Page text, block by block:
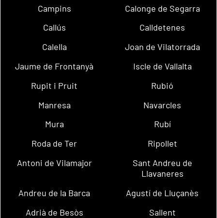
Campins
Calonge de Segarra
Callús
Calldetenes
Calella
Joan de Vilatorrada
Jaume de Frontanyà
Iscle de Vallalta
Rupit i Pruit
Rubió
Manresa
Navarcles
Mura
Rubí
Roda de Ter
Ripollet
Antoni de Vilamajor
Sant Andreu de
Llavaneres
Andreu de la Barca
Agustí de Lluçanès
Adrià de Besòs
Sallent